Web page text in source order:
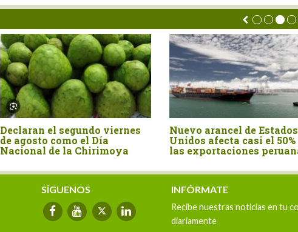
Declaran el segundo viernes
de agosto como el Día
Nacional de la Chirimoya
Nuevo arancel de Estados
Unidos afecta casi el 50%
las exportaciones
SÍGUENOS INFÓRMATE
Recibe nuestras noticias en tu
diariamente